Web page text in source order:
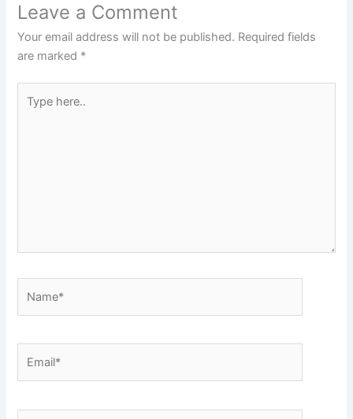
Leave a Comment
Your email address will not be published. Required fields
are marked *
here..